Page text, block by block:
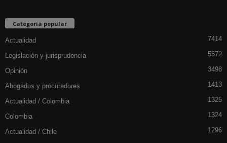
Categoría popular
Actualidad 7414
Legislación y jurisprudencia 5572
Opinión 3498
Abogados y procuradores 1413
Actualidad / Colombia 1325
Colombia 1324
Actualidad / Chile 1296